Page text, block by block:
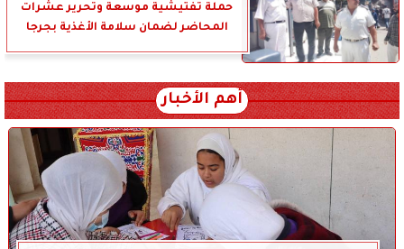
حملة تفتيشية موسعة وتحرير عشرات
المحاضر لضمان سلامة الأغذية بجرجا
أهم الأخبار